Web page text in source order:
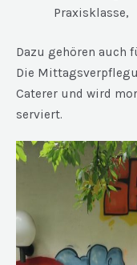
Dazu gehören auch
Die
Caterer und wird
serviert.